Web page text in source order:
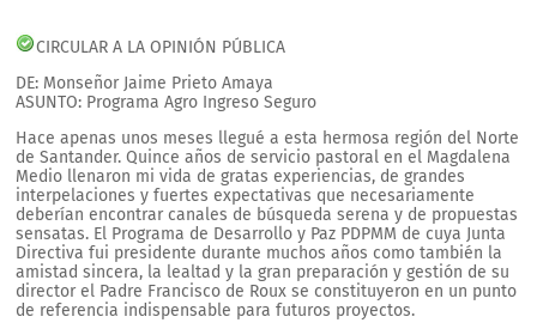
CIRCULAR A LA OPINIÓN PÚBLICA
DE: Monseñor Jaime Prieto Amaya
ASUNTO: Programa Agro Ingreso Seguro
Hace apenas unos meses llegué a esta hermosa región del Norte
de Santander. Quince años de servicio pastoral en el Magdalena
Medio llenaron mi vida de gratas experiencias, de grandes
interpelaciones y fuertes expectativas que necesariamente
deberían encontrar canales de búsqueda serena y de propuestas
sensatas. El Programa de Desarrollo y Paz PDPMM de cuya Junta
Directiva fui presidente durante muchos años como también la
amistad sincera, la lealtad y la gran preparación y gestión de su
director el Padre Francisco de Roux se constituyeron en un punto
de referencia indispensable para futuros proyectos.